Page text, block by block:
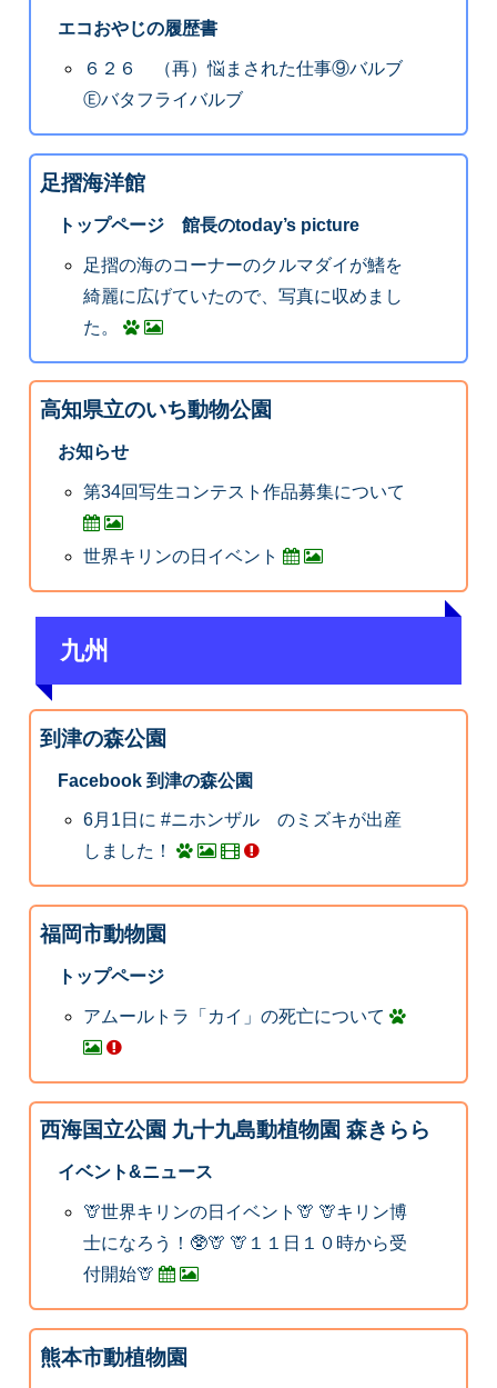
エコおやじの履歴書
６２６ （再）悩まされた仕事⑨バルブ
Ⓔバタフライバルブ
足摺海洋館
トップページ 館長のtoday’s picture
足摺の海のコーナーのクルマダイが鰭を
綺麗に広げていたので、写真に収めまし
た。
高知県立のいち動物公園
お知らせ
第34回写生コンテスト作品募集について
世界キリンの日イベント
九州
到津の森公園
Facebook 到津の森公園
6月1日に #ニホンザル のミズキが出産
しました！
福岡市動物園
トップページ
アムールトラ「カイ」の死亡について
西海国立公園 九十九島動植物園 森きらら
イベント&ニュース
🦒世界キリンの日イベント🦒 🦒キリン博
士になろう！🥸🦒 🦒１１日１０時から受
付開始🦒
熊本市動植物園